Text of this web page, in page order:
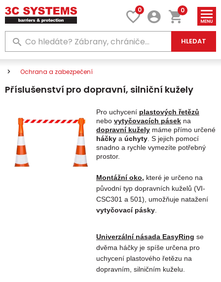
0
HLEDAT
0
Ochrana a zabezpečení
Příslušenství pro dopravní, silniční kužely
Pro uchycení plastových řetězů
nebo vytyčovacích pásek na
dopravní kužely máme přímo určené
háčky a úchyty . S jejich pomocí
snadno a rychle vymezíte potřebný
prostor.
Montážní oko, které je určeno na
původní typ dopravních kuželů (VI-
CSC301 a 501), umožňuje natažení
vytyčovací pásky
Univerzální násada EasyRing se
dvěma háčky je spíše určena pro
uchycení plastového řetězu na
dopravním, silničním kuželu.